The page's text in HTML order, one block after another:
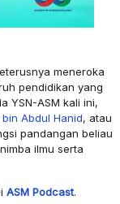
meneroka
pendidikan yang
YSN-ASM kali ini,
Abdul Hanid, atau
pandangan beliau
ilmu serta
ASM Podcast.